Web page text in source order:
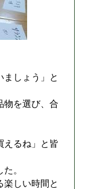
ましょう」と
物を選び、合
えるね」と皆
。
楽しい時間と